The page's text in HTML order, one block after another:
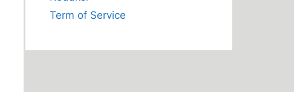
Term of Service